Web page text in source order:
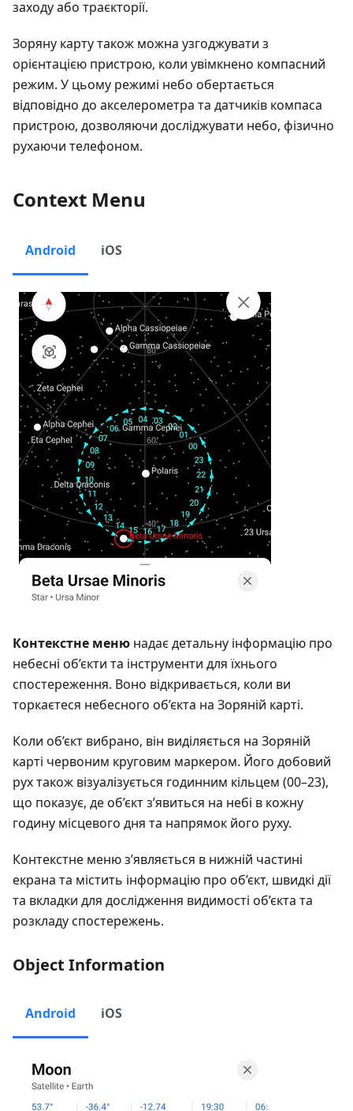
заходу або траєкторії.
Зоряну карту також можна узгоджувати з
орієнтацією пристрою, коли увімкнено компасний
режим. У цьому режимі небо обертається
відповідно до акселерометра та датчиків компаса
пристрою, дозволяючи досліджувати небо, фізично
рухаючи телефоном.
Context Menu
Android iOS
Контекстне меню надає детальну інформацію про
небесні об’єкти та інструменти для їхнього
спостереження. Воно відкривається, коли ви
торкаєтеся небесного об’єкта на Зоряній карті.
Коли об’єкт вибрано, він виділяється на Зоряній
карті червоним круговим маркером. Його добовий
рух також візуалізується годинним кільцем (00–23),
що показує, де об’єкт з’явиться на небі в кожну
годину місцевого дня та напрямок його руху.
Контекстне меню з’являється в нижній частині
екрана та містить інформацію про об’єкт, швидкі дії
та вкладки для дослідження видимості об’єкта та
розкладу спостережень.
Object Information
Android iOS